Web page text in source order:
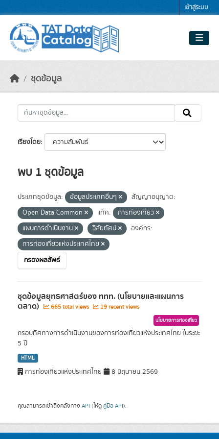
เข้าสู่ระบบ
ชุดข้อมูล
เรียงโดย
พบ 1 ชุดข้อมูล
ประเภทชุดข้อมูล: ข้อมูลประเภทอื่นๆ
สัญญาอนุญาต:
Open Data Common
แท็ค:
การท่องเที่ยว
แผนการดำเนินงาน
วิสัยทัศน์
องค์กร:
การท่องเที่ยวแห่งประเทศไทย
กรองผลลัพธ์
ชุดข้อมูลยุทธศาสตร์ของ ททท. (นโยบายและแผนการ
ตลาด) 665 total views 19 recent views
นโยบายการท่องเที่ยว
กรอบทิศทางการดำเนินงานของการท่องเที่ยวแห่งประเทศไทย ในระยะ
5 ปี
HTML
การท่องเที่ยวแห่งประเทศไทย 8 มิถุนายน 2569
คุณสามารถเข้าถึงคลังทาง API (ให้ดู คู่มือ API).